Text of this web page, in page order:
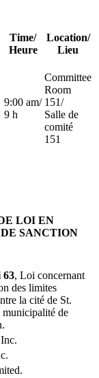
Time/
Heure
Location/
Lieu
9:00 am/
9 h
Committee
Room
151/
Salle de
comité
151
LOI EN
SANCTION
63, Loi concernant
des limites
la cité de St.
municipalité de